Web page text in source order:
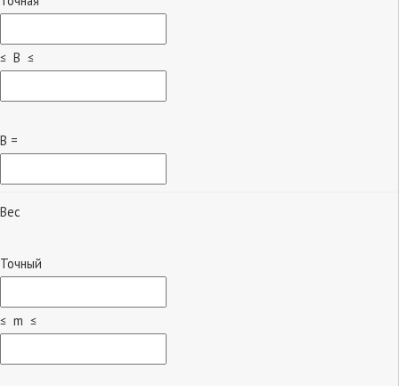
≤ B ≤
B =
Вес
Точный
≤ m ≤